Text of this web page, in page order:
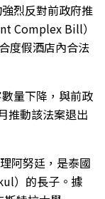
烈反對前政府推
Complex Bill）
度假酒店內合法
量下降，與前政
推動該法案退出
阿努廷，是泰國
）的長子。據